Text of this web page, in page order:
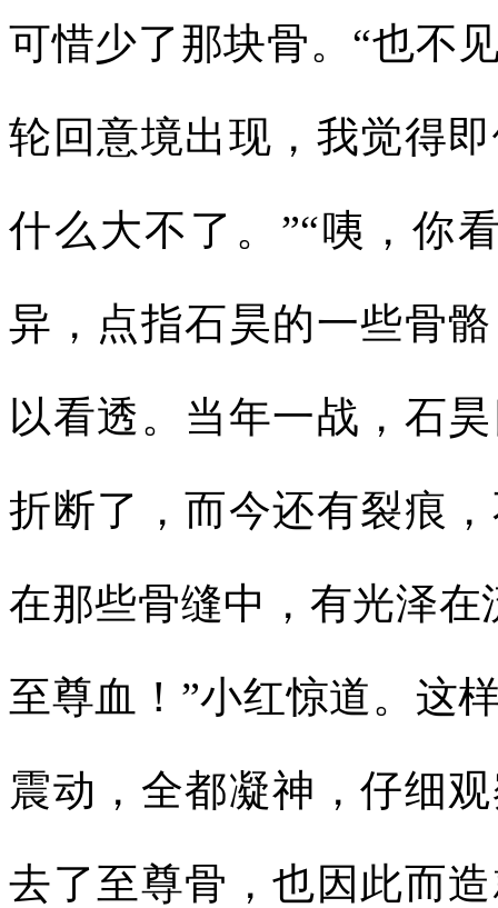
可惜少了那块骨。“也不
轮回意境出现，我觉得
什么大不了。”“咦，你
异，点指石昊的一些骨
以看透。当年一战，石
折断了，而今还有裂痕
在那些骨缝中，有光泽
至尊血！”小红惊道。这
震动，全都凝神，仔细
去了至尊骨，也因此而